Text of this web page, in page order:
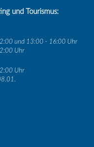
und Tourismus:
und 13:00 - 16:00 Uhr
Uhr
Uhr